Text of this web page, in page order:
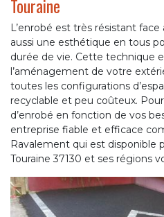
Touraine
L’enrobé est très résistant
aussi une esthétique en tous
durée de vie. Cette technique
l’aménagement de votre
toutes les configurations
recyclable et peu coûteux.
d’enrobé en fonction de vos
entreprise fiable et efficace
Ravalement qui est disponible
Touraine 37130 et ses régions